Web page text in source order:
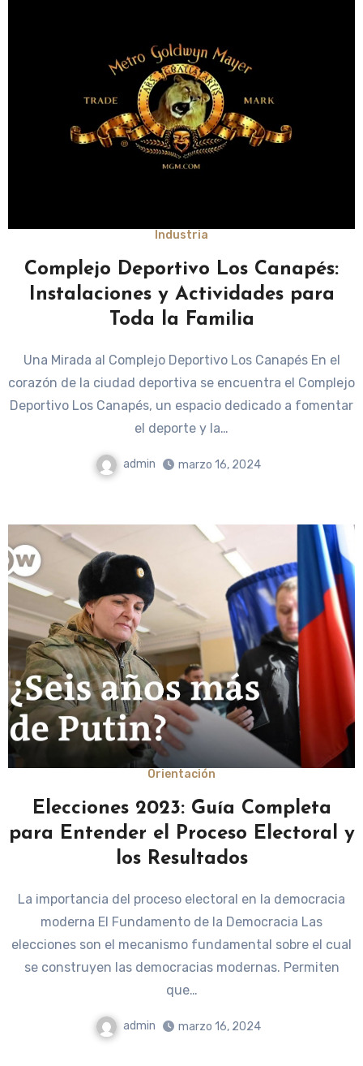
Industria
Complejo Deportivo Los Canapés:
Instalaciones y Actividades para
Toda la Familia
Una Mirada al Complejo Deportivo Los Canapés En el
corazón de la ciudad deportiva se encuentra el Complejo
Deportivo Los Canapés, un espacio dedicado a fomentar
el deporte y la…
admin marzo 16, 2024
Orientación
Elecciones 2023: Guía Completa
para Entender el Proceso Electoral y
los Resultados
La importancia del proceso electoral en la democracia
moderna El Fundamento de la Democracia Las
elecciones son el mecanismo fundamental sobre el cual
se construyen las democracias modernas. Permiten
que…
admin marzo 16, 2024